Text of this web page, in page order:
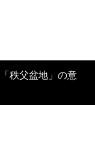
「秩父盆地」の意